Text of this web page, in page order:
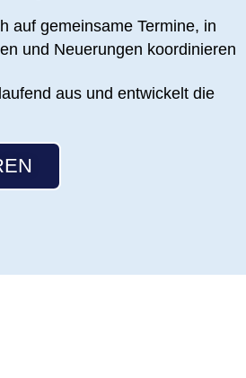
auf gemeinsame Termine, in
und Neuerungen koordinieren
aus und entwickelt die